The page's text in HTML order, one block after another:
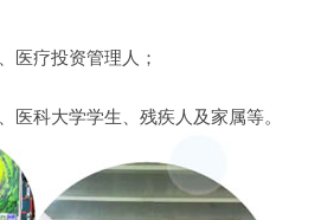
医疗投资管理人；
科大学学生、残疾人及家属等。